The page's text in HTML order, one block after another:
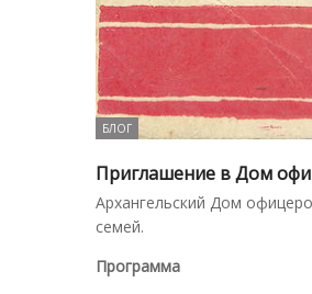
БЛОГ
Приглашение в Дом
Архангельский Дом
семей.
Программа